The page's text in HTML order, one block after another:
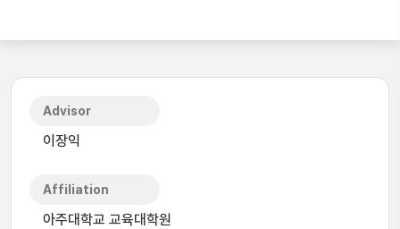
Advisor
이장익
Affiliation
아주대학교 교육대학원